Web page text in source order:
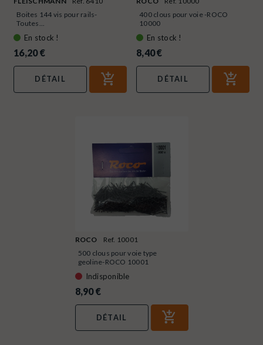
Boites 144 vis pour rails-
Toutes...
En stock !
16,20 €
DÉTAIL
400 clous pour voie -ROCO
10000
En stock !
8,40 €
DÉTAIL
ROCO
Ref. 10001
500 clous pour voie type
geoline-ROCO 10001
Indisponible
8,90 €
DÉTAIL